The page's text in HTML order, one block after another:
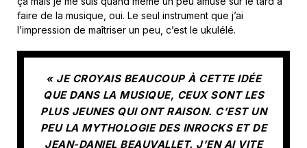
faire de la musique, oui. Le seul instrument que j’ai
l’impression de maîtriser un peu, c’est le ukulélé.
« JE CROYAIS BEAUCOUP À CETTE IDÉE
QUE DANS LA MUSIQUE, CEUX SONT LES
PLUS JEUNES QUI ONT RAISON. C’EST UN
PEU LA MYTHOLOGIE DES INROCKS ET DE
JEAN-DANIEL BEAUVALLET. J’EN AI VITE